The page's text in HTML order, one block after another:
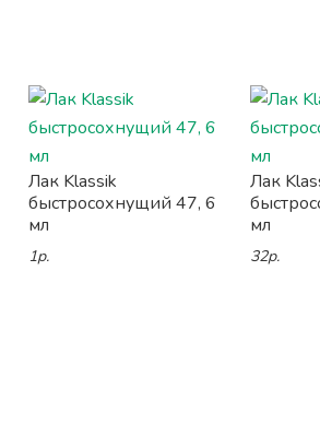
Лак Klassik
быстросохнущий 47, 6
мл
1р.
Лак
мл
32р.